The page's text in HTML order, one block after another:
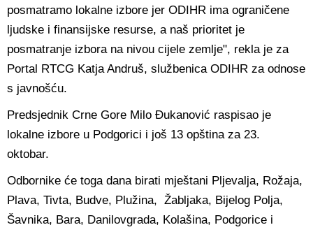
posmatramo lokalne izbore jer ODIHR ima ograničene
ljudske i finansijske resurse, a naš prioritet je
posmatranje izbora na nivou cijele zemlje", rekla je za
Portal RTCG Katja Andruš, službenica ODIHR za odnose
s javnošću.
Predsjednik Crne Gore Milo Đukanović raspisao je
lokalne izbore u Podgorici i još 13 opština za 23.
oktobar.
Odbornike će toga dana birati mještani Pljevalja, Rožaja,
Plava, Tivta, Budve, Plužina, Žabljaka, Bijelog Polja,
Šavnika, Bara, Danilovgrada, Kolašina, Podgorice i